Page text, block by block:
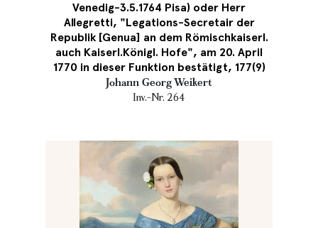
Venedig-3.5.1764 Pisa) oder Herr
Allegretti, "Legations-Secretair der
Republik [Genua] an dem Römischkaiserl.
auch Kaiserl.Königl. Hofe", am 20. April
1770 in dieser Funktion bestätigt, 177(9)
Johann Georg Weikert
Inv.-Nr. 264